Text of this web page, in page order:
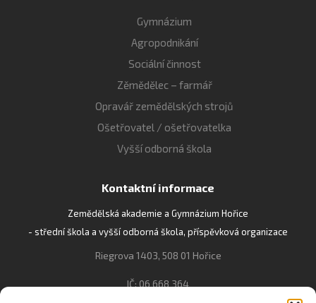
Gymnázium
Agropodnikání
Sociální činnost
Zěmědělec – farmář
Opravář zemědělských strojů
Ošetřovatel / ošetřovatelka
Vyšší odborná škola
Kontaktní informace
Zemědělská akademie a Gymnázium Hořice
- střední škola a vyšší odborná škola, příspěvková organizace
Riegrova 1403, 508 01 Hořice
IČ: 06 668 364